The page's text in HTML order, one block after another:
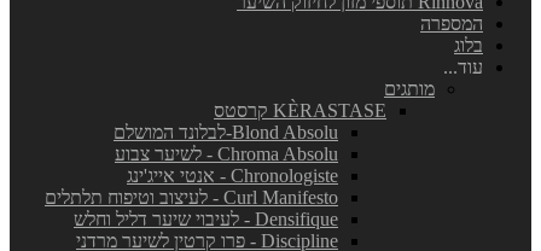
המספרה
בלוג
עוד...
מותגים
KÈRASTASE קרסטס
Blond Absolu-לבלונד המושלם
Chroma Absolu - לשיער צבוע
Chronologiste - אנטי אייג'ינג
Curl Manifesto - לעיצוב וטיפוח תלתלים
Densifique - לעיבוי שיער דליל וחלש
Discipline - פרו קרטין לשיער מרדני